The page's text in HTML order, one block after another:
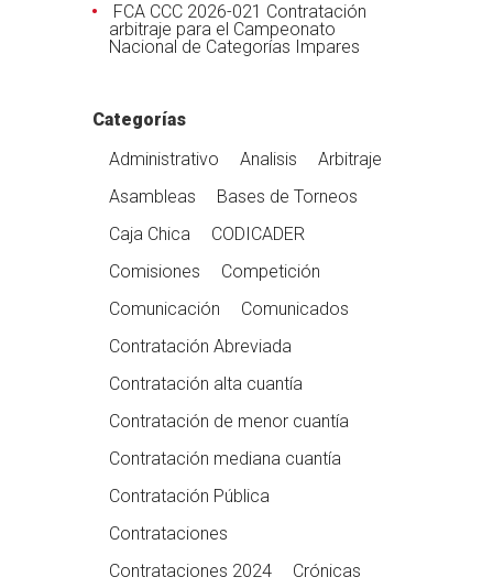
FCA CCC 2026-021 Contratación
arbitraje para el Campeonato
Nacional de Categorías Impares
Categorías
Administrativo
Analisis
Arbitraje
Asambleas
Bases de Torneos
Caja Chica
CODICADER
Comisiones
Competición
Comunicación
Comunicados
Contratación Abreviada
Contratación alta cuantía
Contratación de menor cuantía
Contratación mediana cuantía
Contratación Pública
Contrataciones
Contrataciones 2024
Crónicas